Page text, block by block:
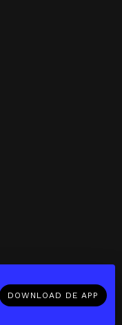
DOWNLOAD DE APP